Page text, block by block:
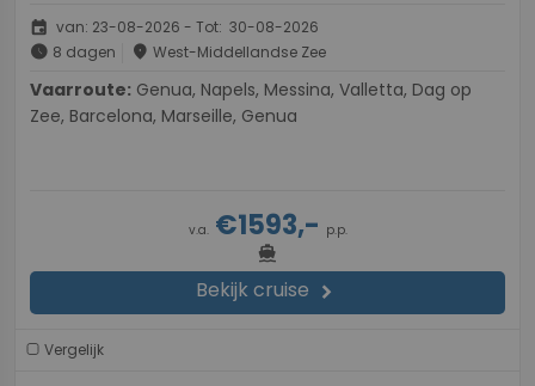
event van: 23-08-2026 - Tot: 30-08-2026
schedule 8 dagen place West-Middellandse Zee
Vaarroute:
Zee, Barcelona, Marseille, Genua
v.a.€1593,- p.p.
directions_boat
Bekijk cruise chevron_right
Vergelijk